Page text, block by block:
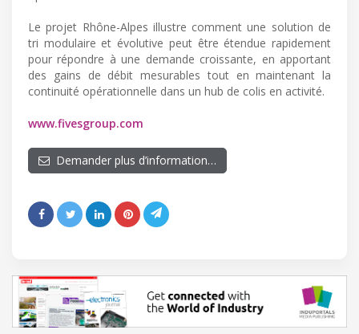
Le projet Rhône-Alpes illustre comment une solution de
tri modulaire et évolutive peut être étendue rapidement
pour répondre à une demande croissante, en apportant
des gains de débit mesurables tout en maintenant la
continuité opérationnelle dans un hub de colis en activité.
www.fivesgroup.com
Demander plus d’information…